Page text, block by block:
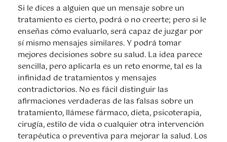
Si le dices a alguien que un mensaje sobre un
tratamiento es cierto, podrá o no creerte; pero si le
enseñas cómo evaluarlo, será capaz de juzgar por
sí mismo mensajes similares. Y podrá tomar
mejores decisiones sobre su salud. La idea parece
sencilla, pero aplicarla es un reto enorme, tal es la
infinidad de tratamientos y mensajes
contradictorios. No es fácil distinguir las
afirmaciones verdaderas de las falsas sobre un
tratamiento, llámese fármaco, dieta, psicoterapia,
cirugía, estilo de vida o cualquier otra intervención
terapéutica o preventiva para mejorar la salud. Los